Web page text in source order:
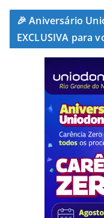
🎉 Aniversário
EXCLUSIVA para